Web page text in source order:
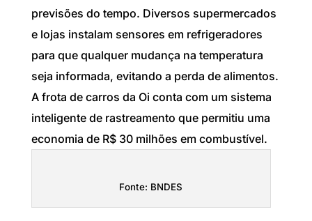
previsões do tempo. Diversos supermercados
e lojas instalam sensores em refrigeradores
para que qualquer mudança na temperatura
seja informada, evitando a perda de alimentos.
A frota de carros da Oi conta com um sistema
inteligente de rastreamento que permitiu uma
economia de R$ 30 milhões em combustível.
Fonte: BNDES